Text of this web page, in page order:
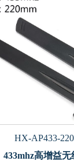
HX-AP433-
433mhz高增益